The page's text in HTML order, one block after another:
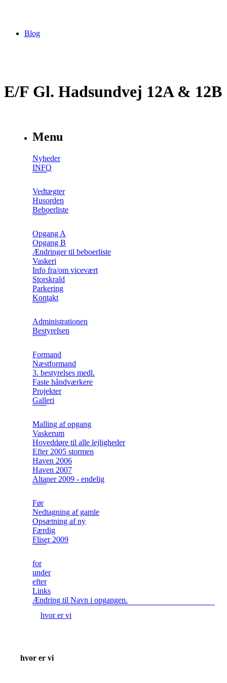
Blog
E/F Gl. Hadsundvej 12A & 12B
Menu
Nyheder
INFO
Vedtægter
Husorden
Beboerliste
Opgang A
Opgang B
Ændringer til beboerliste
Vaskeri
Info fra/om vicevært
Storskrald
Parkering
Kontakt
Administrationen
Bestyrelsen
Formand
Næstformand
3. bestyrelses medl.
Faste håndværkere
Projekter
Galleri
Malling af opgang
Vaskerum
Hoveddøre til alle lejligheder
Efter 2005 stormen
Haven 2006
Haven 2007
Altaner 2009 - endelig
Før
Nedtagning af gamle
Opsætning af ny
Færdig
Fliser 2009
for
under
efter
Links
Ændring til Navn i opgangen.
hvor er vi
hvor er vi